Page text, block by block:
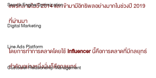
Search Engine Optimization
Digital Marketing
Line Ads Platform
Customer Relationship Management
แพร่หลายในปี 2014 และเข้ามามีอิทธิพลอย่างมากในช่วงปี 2019
ที่ผ่านมา
โดยการทำการตลาดโดยใช้ Influencer นี้คือการตลาดที่มีกลยุทธ์
สำคัญอย่างหนึ่งนั่นก็คือกลยุทธ์